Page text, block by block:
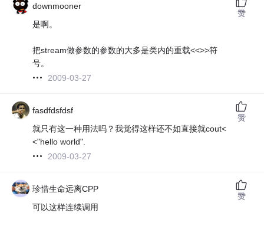
downmooner
是啊。
把stream做参数的参数的大多是类内的重载<<>>符
号。
2009-03-27
赞
fasdfdsfdsf
就只有这一种用法吗？我觉得这样还不如直接就cout<
<"hello world".
2009-03-27
赞
珍惜生命远离CPP
可以这样连续调用
赞